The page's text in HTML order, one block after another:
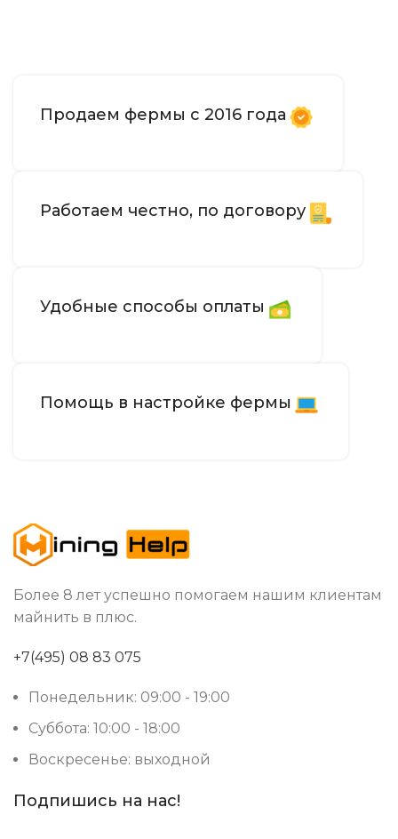
Продаем фермы с 2016 года
Работаем честно, по договору
Удобные способы оплаты
Помощь в настройке фермы
Более 8 лет успешно помогаем нашим клиентам
майнить в плюс.
+7(495) 08 83 075
Понедельник: 09:00 - 19:00
Суббота: 10:00 - 18:00
Воскресенье: выходной
Подпишись на нас!